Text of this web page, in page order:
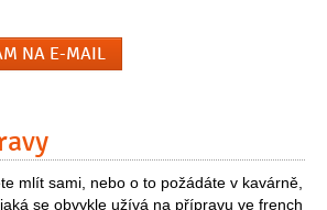
NA E-MAIL
mlít sami, nebo o to požádáte v kavárně,
se obvykle užívá na přípravu ve french